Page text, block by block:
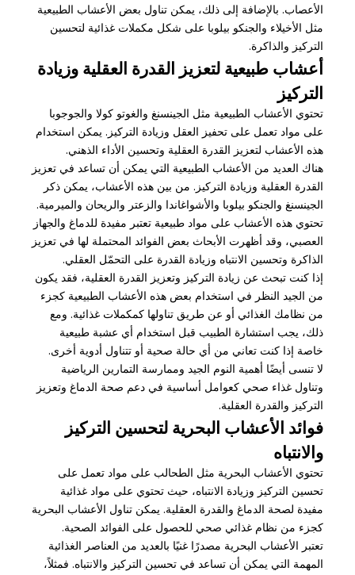
الأعصاب. بالإضافة إلى ذلك، يمكن تناول بعض الأعشاب الطبيعية
مثل الأخيلاء والجنكو بيلوبا على شكل مكملات غذائية لتحسين
التركيز والذاكرة.
أعشاب طبيعية لتعزيز القدرة العقلية وزيادة
التركيز
تحتوي الأعشاب الطبيعية مثل الجينسنغ والغوتو كولا والجوجوبا
على مواد تعمل على تحفيز العقل وزيادة التركيز. يمكن استخدام
هذه الأعشاب لتعزيز القدرة العقلية وتحسين الأداء الذهني.
هناك العديد من الأعشاب الطبيعية التي يمكن أن تساعد في تعزيز
القدرة العقلية وزيادة التركيز. من بين هذه الأعشاب، يمكن ذكر
الجينسنغ والجنكو بيلوبا والأشواغاندا والزعتر والريحان والميرمية.
تحتوي هذه الأعشاب على مواد طبيعية تعتبر مفيدة للدماغ والجهاز
العصبي، وقد أظهرت الأبحاث بعض الفوائد المحتملة لها في تعزيز
الذاكرة وتحسين الانتباه وزيادة القدرة على التحمّل العقلي.
إذا كنت تبحث عن زيادة التركيز وتعزيز القدرة العقلية، فقد يكون
من الجيد النظر في استخدام بعض هذه الأعشاب الطبيعية كجزء
من نظامك الغذائي أو عن طريق تناولها كمكملات غذائية. ومع
ذلك، يجب استشارة الطبيب قبل استخدام أي عشبة طبيعية
خاصة إذا كنت تعاني من أي حالة صحية أو تتناول أدوية أخرى.
لا تنسى أيضًا أهمية النوم الجيد وممارسة التمارين الرياضية
وتناول غذاء صحي كعوامل أساسية في دعم صحة الدماغ وتعزيز
التركيز والقدرة العقلية.
فوائد الأعشاب البحرية لتحسين التركيز
والانتباه
تحتوي الأعشاب البحرية مثل الطحالب على مواد تعمل على
تحسين التركيز وزيادة الانتباه، حيث تحتوي على مواد غذائية
مفيدة لصحة الدماغ والقدرة العقلية. يمكن تناول الأعشاب البحرية
كجزء من نظام غذائي صحي للحصول على الفوائد الصحية.
تعتبر الأعشاب البحرية مصدرًا غنيًا بالعديد من العناصر الغذائية
المهمة التي يمكن أن تساعد في تحسين التركيز والانتباه. فمثلاً،